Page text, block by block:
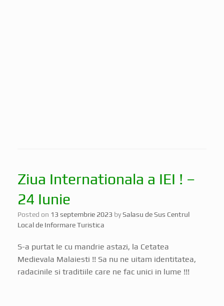
Ziua Internationala a IEI ! –
24 Iunie
Posted on 13 septembrie 2023 bySalasu de Sus Centrul
Local de Informare Turistica
S-a purtat Ie cu mandrie astazi, la Cetatea
Medievala Malaiesti !! Sa nu ne uitam identitatea,
radacinile si traditiile care ne fac unici in lume !!!